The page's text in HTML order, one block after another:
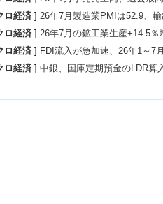
ロ経済 ] 26年7月製造業PMIは52.9、
ロ経済 ] 26年7月の鉱工業生産+14.5
ロ経済 ] FDI流入が急加速、26年1～7
ロ経済 ] 中銀、国庫定期預金のLDR